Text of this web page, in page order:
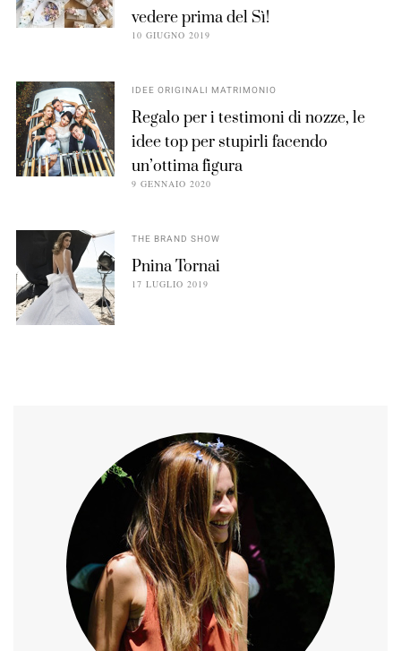
vedere prima del Sì!
10 GIUGNO 2019
IDEE ORIGINALI MATRIMONIO
Regalo per i testimoni di nozze, le
idee top per stupirli facendo
un’ottima figura
9 GENNAIO 2020
THE BRAND SHOW
Pnina Tornai
17 LUGLIO 2019